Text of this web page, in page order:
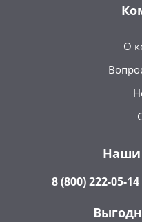
О
Наши
8 (800) 222-05-14